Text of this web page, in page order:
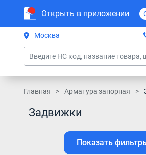
Открыть в приложении
Москва
Главная Арматура запорная
Задвижки
Показать